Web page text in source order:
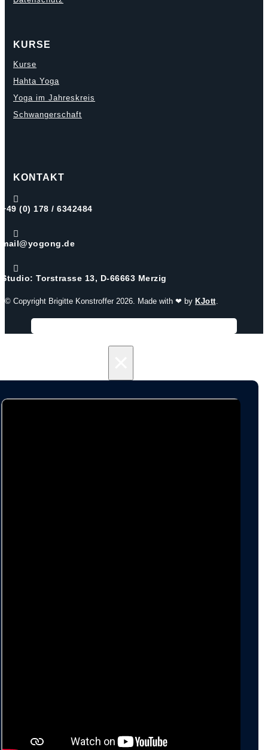
KURSE
Kurse
Hahta Yoga
Yoga im Jahreskreis
Schwangerschaft
KONTAKT

+49 (0) 178 / 6342484

mail@yogong.de

Studio: Torstrasse 13, D-66663 Merzig
© Copyright Brigitte Konstroffer 2026. Made with ❤ by KJott.